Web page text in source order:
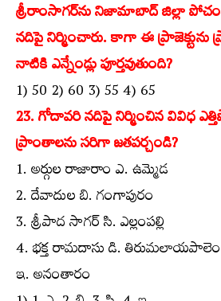
శ్రీరాంసాగర్‌ను నిజామాబాద్‌ జిల్లా
నదిపై నిర్మించారు. కాగా ఈ ప్రాజెక్టును
నాటికి ఎన్నేండ్లు పూర్తవుతుంది?
1) 50 2) 60 3) 55 4) 65
23. గోదావరి నదిపై నిర్మించిన వివిధ
ప్రాంతాలను సరిగా జతపర్చండి?
1. అర్గుల రాజారాం ఎ. ఉమ్మెడ
2. దేవాదుల బి. గంగాపురం
3. శ్రీపాద సాగర్‌ సి. ఎల్లంపల్లి
4. భక్త రామదాసు డి. తిరుమలాయపాలెం
ఇ. అనంతారం